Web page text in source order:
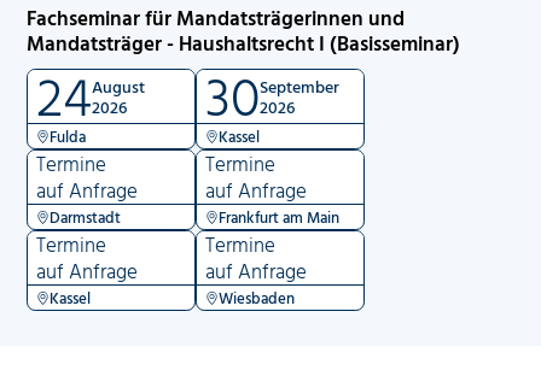
Fachseminar für Mandatsträgerinnen und
Mandatsträger - Haushaltsrecht I (Basisseminar)
24August
2026
Fulda 30September
2026
Kassel
Termine
auf Anfrage
Darmstadt
Termine
auf Anfrage
Frankfurt am Main
Termine
auf Anfrage
Kassel
Termine
auf Anfrage
Wiesbaden